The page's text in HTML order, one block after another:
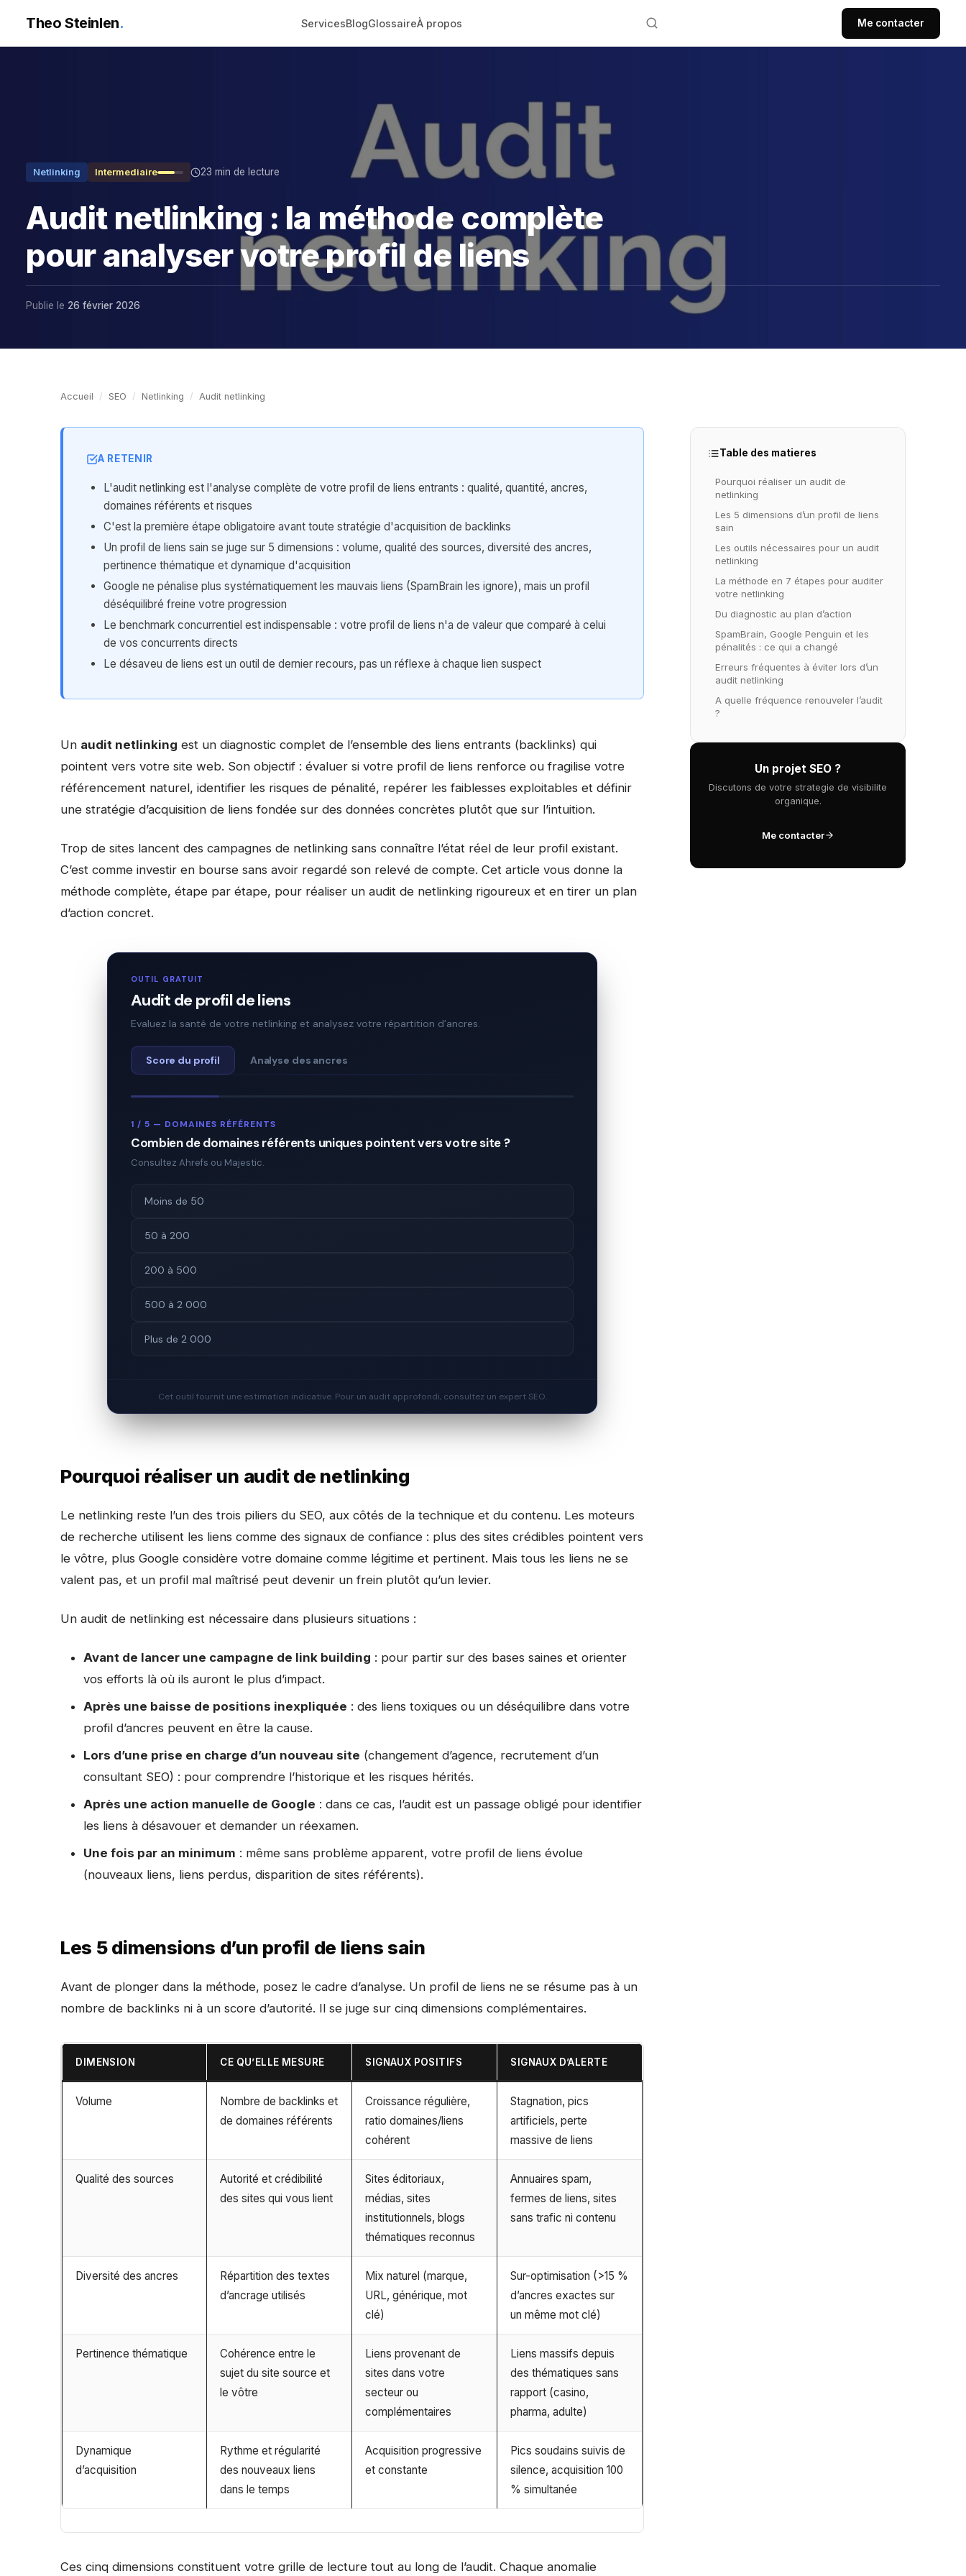
Theo Steinlen. ServicesBlogGlossaireÀ propos Me contacter
Netlinking Intermediaire 23 min de lecture
Audit netlinking : la méthode complète
pour analyser votre profil de liens
Publie le 26 février 2026
Accueil / SEO / Netlinking / Audit netlinking
A RETENIR
L'audit netlinking est l'analyse complète de votre profil de liens entrants : qualité, quantité, ancres,
domaines référents et risques
C'est la première étape obligatoire avant toute stratégie d'acquisition de backlinks
Un profil de liens sain se juge sur 5 dimensions : volume, qualité des sources, diversité des ancres,
pertinence thématique et dynamique d'acquisition
Google ne pénalise plus systématiquement les mauvais liens (SpamBrain les ignore), mais un profil
déséquilibré freine votre progression
Le benchmark concurrentiel est indispensable : votre profil de liens n'a de valeur que comparé à celui
de vos concurrents directs
Le désaveu de liens est un outil de dernier recours, pas un réflexe à chaque lien suspect
Un audit netlinking est un diagnostic complet de l’ensemble des liens entrants (backlinks) qui
pointent vers votre site web. Son objectif : évaluer si votre profil de liens renforce ou fragilise votre
référencement naturel, identifier les risques de pénalité, repérer les faiblesses exploitables et définir
une stratégie d’acquisition de liens fondée sur des données concrètes plutôt que sur l’intuition.
Trop de sites lancent des campagnes de netlinking sans connaître l’état réel de leur profil existant.
C’est comme investir en bourse sans avoir regardé son relevé de compte. Cet article vous donne la
méthode complète, étape par étape, pour réaliser un audit de netlinking rigoureux et en tirer un plan
d’action concret.
OUTIL GRATUIT
Audit de profil de liens
Evaluez la santé de votre netlinking et analysez votre répartition d’ancres.
Score du profil Analyse des ancres
1 / 5 — DOMAINES RÉFÉRENTS
Combien de domaines référents uniques pointent vers votre site ?
Consultez Ahrefs ou Majestic.
Moins de 50
50 à 200
200 à 500
500 à 2 000
Plus de 2 000
Cet outil fournit une estimation indicative. Pour un audit approfondi, consultez un expert SEO.
Pourquoi réaliser un audit de netlinking
Le netlinking reste l’un des trois piliers du SEO, aux côtés de la technique et du contenu. Les moteurs
de recherche utilisent les liens comme des signaux de confiance : plus des sites crédibles pointent vers
le vôtre, plus Google considère votre domaine comme légitime et pertinent. Mais tous les liens ne se
valent pas, et un profil mal maîtrisé peut devenir un frein plutôt qu’un levier.
Un audit de netlinking est nécessaire dans plusieurs situations :
Avant de lancer une campagne de link building : pour partir sur des bases saines et orienter
vos efforts là où ils auront le plus d’impact.
Après une baisse de positions inexpliquée : des liens toxiques ou un déséquilibre dans votre
profil d’ancres peuvent en être la cause.
Lors d’une prise en charge d’un nouveau site (changement d’agence, recrutement d’un
consultant SEO) : pour comprendre l’historique et les risques hérités.
Après une action manuelle de Google : dans ce cas, l’audit est un passage obligé pour identifier
les liens à désavouer et demander un réexamen.
Une fois par an minimum : même sans problème apparent, votre profil de liens évolue
(nouveaux liens, liens perdus, disparition de sites référents).
Les 5 dimensions d’un profil de liens sain
Avant de plonger dans la méthode, posez le cadre d’analyse. Un profil de liens ne se résume pas à un
nombre de backlinks ni à un score d’autorité. Il se juge sur cinq dimensions complémentaires.
DIMENSION CE QU’ELLE MESURE SIGNAUX POSITIFS SIGNAUX D’ALERTE
Volume
Nombre de backlinks et
de domaines référents
Croissance régulière,
ratio domaines/liens
cohérent
Stagnation, pics
artificiels, perte
massive de liens
Qualité des sources
Autorité et crédibilité
des sites qui vous lient
Sites éditoriaux,
médias, sites
institutionnels, blogs
thématiques reconnus
Annuaires spam,
fermes de liens, sites
sans trafic ni contenu
Diversité des ancres
Répartition des textes
d’ancrage utilisés
Mix naturel (marque,
URL, générique, mot
clé)
Sur-optimisation (>15 %
d’ancres exactes sur
un même mot clé)
Pertinence thématique
Cohérence entre le
sujet du site source et
le vôtre
Liens provenant de
sites dans votre
secteur ou
complémentaires
Liens massifs depuis
des thématiques sans
rapport (casino,
pharma, adulte)
Dynamique
d’acquisition
Rythme et régularité
des nouveaux liens
dans le temps
Acquisition progressive
et constante
Pics soudains suivis de
silence, acquisition 100
% simultanée
Ces cinq dimensions constituent votre grille de lecture tout au long de l’audit. Chaque anomalie
Table des matieres
Pourquoi réaliser un audit de
netlinking
Les 5 dimensions d’un profil de liens
sain
Les outils nécessaires pour un audit
netlinking
La méthode en 7 étapes pour auditer
votre netlinking
Du diagnostic au plan d’action
SpamBrain, Google Penguin et les
pénalités : ce qui a changé
Erreurs fréquentes à éviter lors d’un
audit netlinking
A quelle fréquence renouveler l’audit
?
Un projet SEO ?
Discutons de votre strategie de visibilite
organique.
Me contacter